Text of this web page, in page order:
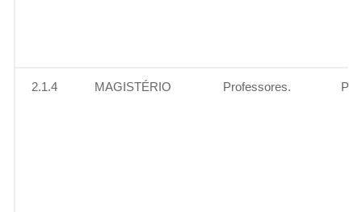
2.1.4 MAGISTÉRIO Professores.